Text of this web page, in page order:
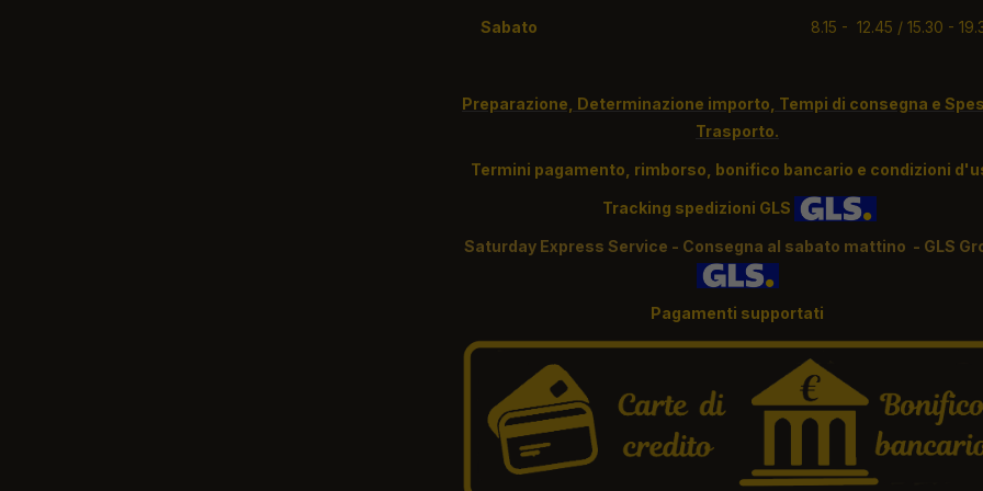
Sabato 8.15 - 12.45 / 15.30 -
Preparazione, Determinazione importo, Tempi di consegna e
Trasporto.
Termini pagamento, rimborso, bonifico bancario e condizioni
Tracking spedizioni GLS
Saturday Express Service - Consegna al sabato mattino - GLS
Pagamenti supportati